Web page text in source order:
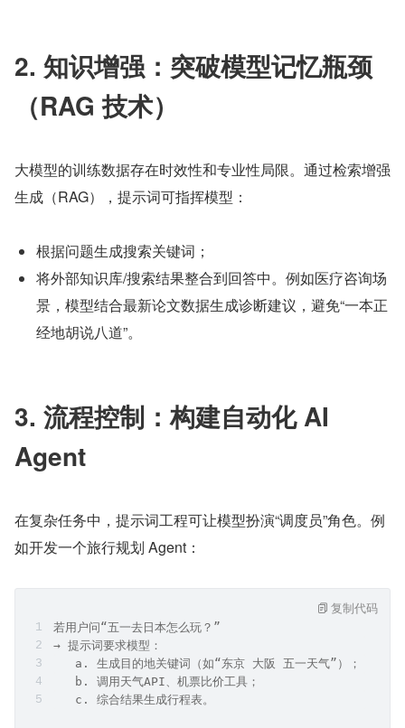
2. 知识增强：突破模型记忆瓶颈
（RAG 技术）
大模型的训练数据存在时效性和专业性局限。通过检索增强
生成（RAG），提示词可指挥模型：
根据问题生成搜索关键词；
将外部知识库/搜索结果整合到回答中。例如医疗咨询场
景，模型结合最新论文数据生成诊断建议，避免“一本正
经地胡说八道”。
3. 流程控制：构建自动化 AI
Agent
在复杂任务中，提示词工程可让模型扮演“调度员”角色。例
如开发一个旅行规划 Agent：
若用户问“五一去日本怎么玩？”
→ 提示词要求模型：
   a. 生成目的地关键词（如“东京 大阪 五一天气”）；
   b. 调用天气API、机票比价工具；
   c. 综合结果生成行程表。
复制代码